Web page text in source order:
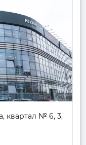
квартал № 6, 3,